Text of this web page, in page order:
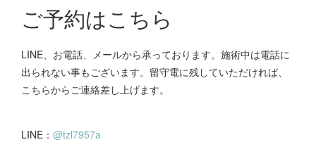
ご予約はこちら
LINE、お電話、メールから承っております。施術中は電話に
出られない事もございます。留守電に残していただければ、
こちらからご連絡差し上げます。
LINE： @tzl7957a